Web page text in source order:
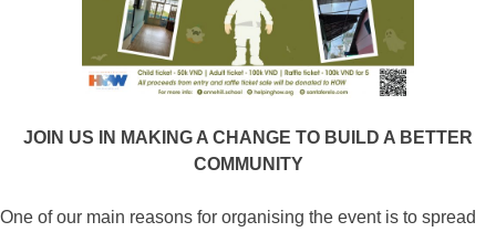
JOIN US IN MAKING A CHANGE TO BUILD A BETTER
COMMUNITY
One of our main reasons for organising the event is to spread